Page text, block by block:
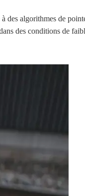
des algorithmes de
des conditions de